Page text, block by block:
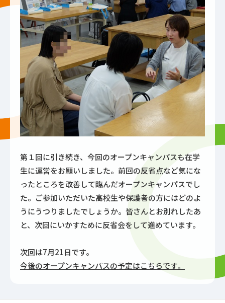
第１回に引き続き、今回のオープンキャンパスも在学
生に運営をお願いしました。前回の反省点など気にな
ったところを改善して臨んだオープンキャンパスでし
た。ご参加いただいた高校生や保護者の方にはどのよ
うにうつりましたでしょうか。皆さんとお別れしたあ
と、次回にいかすために反省会をして進めています。
次回は7月21日です。
今後のオープンキャンパスの予定はこちらです。